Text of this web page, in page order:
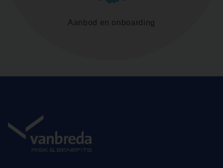
Aanbod en onboarding